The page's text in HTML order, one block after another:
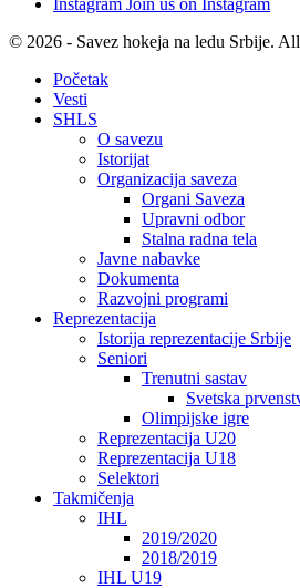
© 2026 - Savez hokeja na ledu Srbije.
Početak
Vesti
SHLS
O savezu
Istorijat
Organizacija saveza
Organi Saveza
Upravni odbor
Stalna radna tela
Javne nabavke
Dokumenta
Razvojni programi
Reprezentacija
Istorija reprezentacije Srbije
Seniori
Trenutni sastav
Svetska
Olimpijske igre
Reprezentacija U20
Reprezentacija U18
Selektori
Takmičenja
IHL
2019/2020
2018/2019
IHL U19